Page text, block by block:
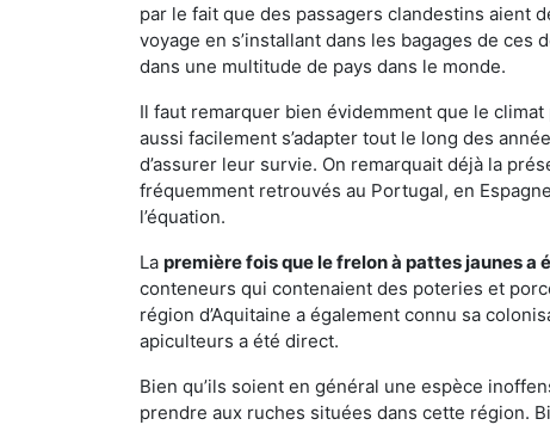
par le fait que des passagers clandestins aient
voyage en s’installant dans les bagages de
dans une multitude de pays dans le monde.
Il faut remarquer bien évidemment que le
aussi facilement s’adapter tout le long des
d’assurer leur survie. On remarquait déjà la
fréquemment retrouvés au Portugal, en
l’équation.
La première fois que le frelon à pattes jaunes a
conteneurs qui contenaient des poteries et
région d’Aquitaine a également connu sa
apiculteurs a été direct.
Bien qu’ils soient en général une espèce
prendre aux ruches situées dans cette région.